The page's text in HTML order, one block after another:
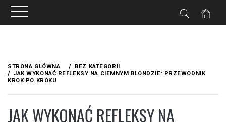
treści
STRONA GŁÓWNA
BEZ KATEGORII
JAK WYKONAĆ REFLEKSY NA CIEMNYM BLONDZIE: PRZEWODNIK
KROK PO KROKU
JAK WYKONAĆ REFLEKSY NA